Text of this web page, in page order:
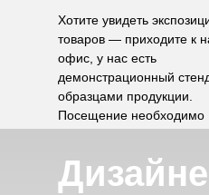
Хотите увидеть
товаров — приходите к
офис, у нас есть
демонстрационный
образцами продукции.
Посещение необходимо